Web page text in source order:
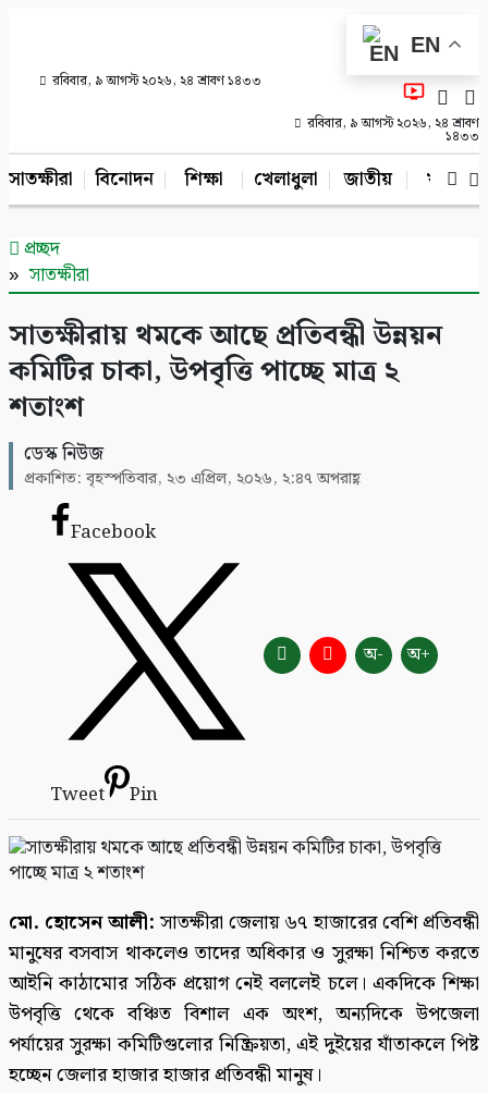
রবিবার, ৯ আগস্ট ২০২৬, ২৪ শ্রাবণ ১৪৩৩
EN
রবিবার, ৯ আগস্ট ২০২৬, ২৪ শ্রাবণ
১৪৩৩
সাতক্ষীরা বিনোদন শিক্ষা খেলাধুলা জাতীয় খুলনা
প্রচ্ছদ
সাতক্ষীরা
সাতক্ষীরায় থমকে আছে প্রতিবন্ধী উন্নয়ন
কমিটির চাকা, উপবৃত্তি পাচ্ছে মাত্র ২
শতাংশ
ডেস্ক নিউজ
প্রকাশিত: বৃহস্পতিবার, ২৩ এপ্রিল, ২০২৬, ২:৪৭ অপরাহ্ণ
Facebook
Tweet Pin
অ- অ+
মো. হোসেন আলী:সাতক্ষীরা জেলায় ৬৭ হাজারের বেশি প্রতিবন্ধী
মানুষের বসবাস থাকলেও তাদের অধিকার ও সুরক্ষা নিশ্চিত করতে
আইনি কাঠামোর সঠিক প্রয়োগ নেই বললেই চলে। একদিকে শিক্ষা
উপবৃত্তি থেকে বঞ্চিত বিশাল এক অংশ, অন্যদিকে উপজেলা
পর্যায়ের সুরক্ষা কমিটিগুলোর নিষ্ক্রিয়তা, এই দুইয়ের যাঁতাকলে পিষ্ট
হচ্ছেন জেলার হাজার হাজার প্রতিবন্ধী মানুষ।